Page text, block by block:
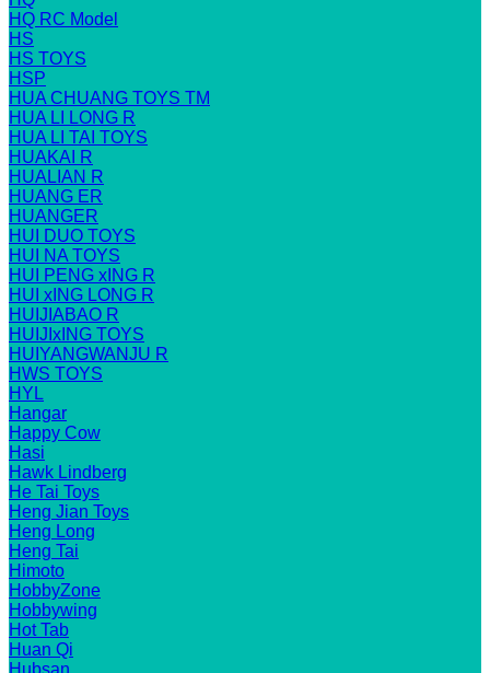
HQ RC Model
HS
HS TOYS
HSP
HUA CHUANG TOYS TM
HUA LI LONG R
HUA LI TAI TOYS
HUAKAI R
HUALIAN R
HUANG ER
HUANGER
HUI DUO TOYS
HUI NA TOYS
HUI PENG xING R
HUI xING LONG R
HUIJIABAO R
HUIJIxING TOYS
HUIYANGWANJU R
HWS TOYS
HYL
Hangar
Happy Cow
Hasi
Hawk Lindberg
He Tai Toys
Heng Jian Toys
Heng Long
Heng Tai
Himoto
HobbyZone
Hobbywing
Hot Tab
Huan Qi
Hubsan